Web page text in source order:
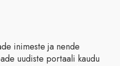
inimeste ja nende
uudiste portaali kaudu